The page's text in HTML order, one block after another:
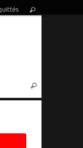
pour
Rechercher
Rechercher